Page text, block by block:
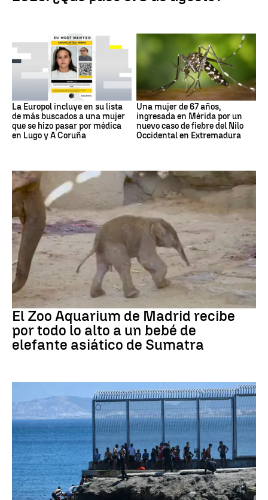
La Europol incluye en su lista
de más buscados a una mujer
que se hizo pasar por médica
en Lugo y A Coruña
Una mujer de 67 años,
ingresada en Mérida por un
nuevo caso de fiebre del Nilo
Occidental en Extremadura
Zoo de Madrid
El Zoo Aquarium de Madrid recibe
por todo lo alto a un bebé de
elefante asiático de Sumatra